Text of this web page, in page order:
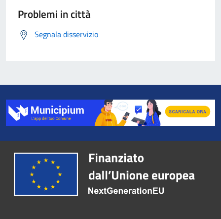
Problemi in città
Segnala disservizio